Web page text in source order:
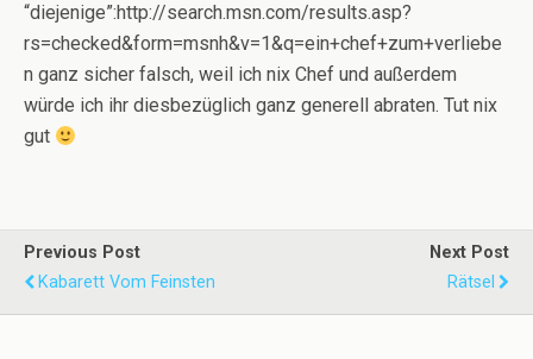
“diejenige”:http://search.msn.com/results.asp?
rs=checked&form=msnh&v=1&q=ein+chef+zum+verliebe
n ganz sicher falsch, weil ich nix Chef und außerdem
würde ich ihr diesbezüglich ganz generell abraten. Tut nix
gut
Previous Post
Kabarett Vom Feinsten
Next Post
Rätsel